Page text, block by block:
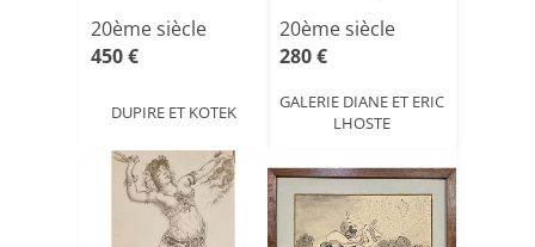
20ème siècle
450 €
DUPIRE ET KOTEK
THEOPH[...]
20ème siècle
280 €
GALERIE DIANE ET ERIC
LHOSTE